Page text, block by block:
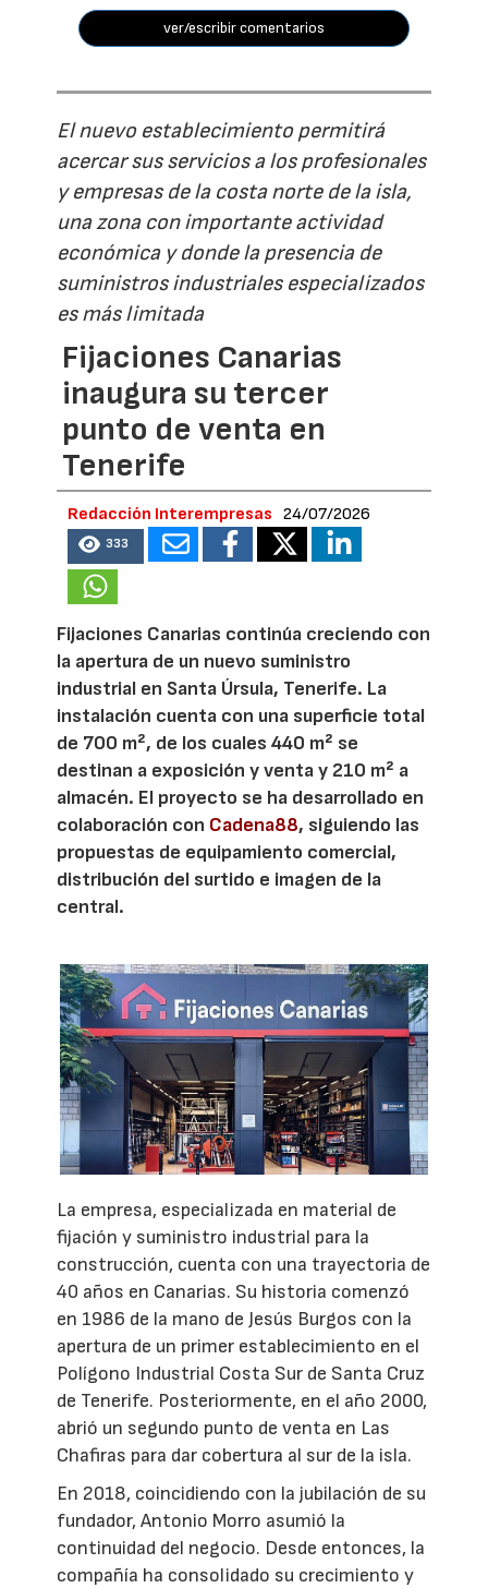
ver/escribir comentarios
El nuevo establecimiento permitirá
acercar sus servicios a los profesionales
y empresas de la costa norte de la isla,
una zona con importante actividad
económica y donde la presencia de
suministros industriales especializados
es más limitada
Fijaciones Canarias
inaugura su tercer
punto de venta en
Tenerife
Redacción Interempresas 24/07/2026
333
Fijaciones Canarias continúa creciendo con
la apertura de un nuevo suministro
industrial en Santa Úrsula, Tenerife. La
instalación cuenta con una superficie total
de 700 m², de los cuales 440 m² se
destinan a exposición y venta y 210 m² a
almacén. El proyecto se ha desarrollado en
colaboración con Cadena88, siguiendo las
propuestas de equipamiento comercial,
distribución del surtido e imagen de la
central.
La empresa, especializada en material de
fijación y suministro industrial para la
construcción, cuenta con una trayectoria de
40 años en Canarias. Su historia comenzó
en 1986 de la mano de Jesús Burgos con la
apertura de un primer establecimiento en el
Polígono Industrial Costa Sur de Santa Cruz
de Tenerife. Posteriormente, en el año 2000,
abrió un segundo punto de venta en Las
Chafiras para dar cobertura al sur de la isla.
En 2018, coincidiendo con la jubilación de su
fundador, Antonio Morro asumió la
continuidad del negocio. Desde entonces, la
compañía ha consolidado su crecimiento y